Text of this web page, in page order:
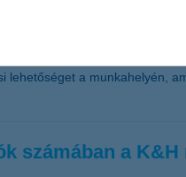
lehetőséget a munkahelyén,
számában a